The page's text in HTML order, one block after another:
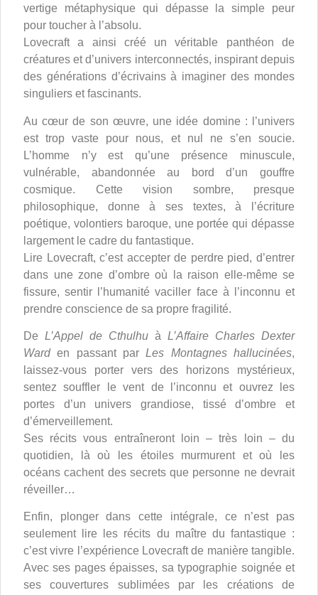
vertige métaphysique qui dépasse la simple peur
pour toucher à l’absolu.
Lovecraft a ainsi créé un véritable panthéon de
créatures et d’univers interconnectés, inspirant depuis
des générations d’écrivains à imaginer des mondes
singuliers et fascinants.
Au cœur de son œuvre, une idée domine : l’univers
est trop vaste pour nous, et nul ne s’en soucie.
L’homme n’y est qu’une présence minuscule,
vulnérable, abandonnée au bord d’un gouffre
cosmique. Cette vision sombre, presque
philosophique, donne à ses textes, à l’écriture
poétique, volontiers baroque, une portée qui dépasse
largement le cadre du fantastique.
Lire Lovecraft, c’est accepter de perdre pied, d’entrer
dans une zone d’ombre où la raison elle-même se
fissure, sentir l’humanité vaciller face à l’inconnu et
prendre conscience de sa propre fragilité.
De L’Appel de Cthulhu à L’Affaire Charles Dexter
Warden passant parLes Montagnes hallucinées,
laissez-vous porter vers des horizons mystérieux,
sentez souffler le vent de l’inconnu et ouvrez les
portes d’un univers grandiose, tissé d’ombre et
d’émerveillement.
Ses récits vous entraîneront loin – très loin – du
quotidien, là où les étoiles murmurent et où les
océans cachent des secrets que personne ne devrait
réveiller…
Enfin, plonger dans cette intégrale, ce n’est pas
seulement lire les récits du maître du fantastique :
c’est vivre l’expérience Lovecraft de manière tangible.
Avec ses pages épaisses, sa typographie soignée et
ses couvertures sublimées par les créations de